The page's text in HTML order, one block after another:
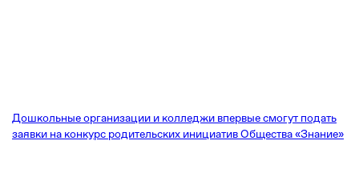
Дошкольные организации и колледжи впервые смогут подать
заявки на конкурс родительских инициатив Общества «Знание»